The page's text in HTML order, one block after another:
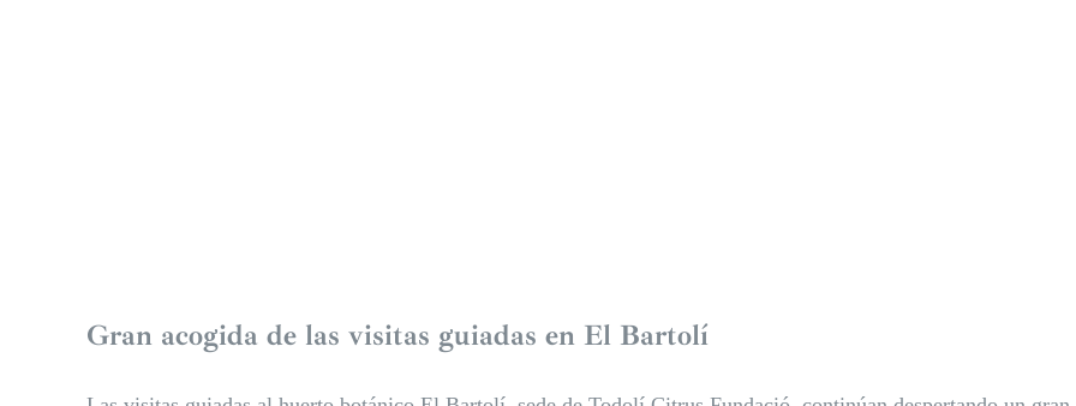
Gran acogida de las visitas guiadas en El Bartolí